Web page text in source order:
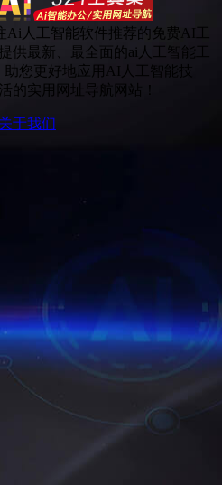
人工智能软件推荐的免费AI工
供最新、最全面的ai人工智能工
您更好地应用AI人工智能技
的实用网址导航网站！
关于我们